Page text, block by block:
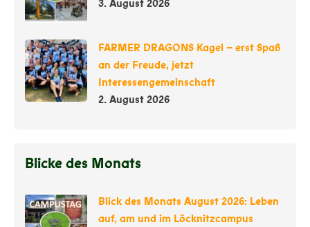
3. August 2026
FARMER DRAGONS Kagel – erst Spaß
an der Freude, jetzt
Interessengemeinschaft
2. August 2026
Blicke des Monats
Blick des Monats August 2026: Leben
auf, am und im Löcknitzcampus